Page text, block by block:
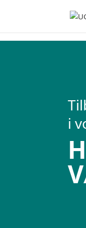
i